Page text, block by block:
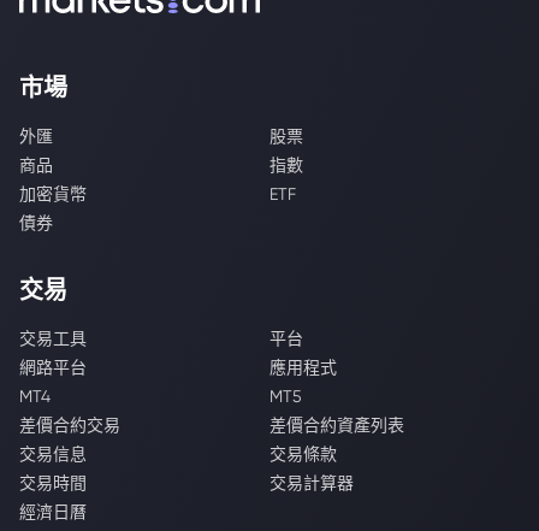
市場
外匯
股票
商品
指數
加密貨幣
ETF
債券
交易
交易工具
平台
網路平台
應用程式
MT4
MT5
差價合約交易
差價合約資產列表
交易信息
交易條款
交易時間
交易計算器
經濟日曆